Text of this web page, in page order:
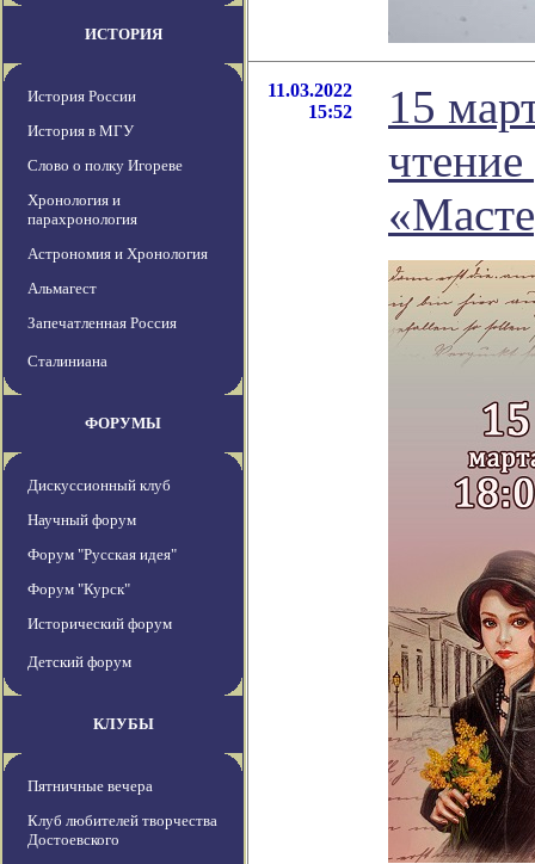
ИСТОРИЯ
История России
История в МГУ
Слово о полку Игореве
Хронология и
парахронология
Астрономия и Хронология
Альмагест
Запечатленная Россия
Сталиниана
ФОРУМЫ
Дискуссионный клуб
Научный форум
Форум "Русская идея"
Форум "Курск"
Исторический форум
Детский форум
КЛУБЫ
Пятничные вечера
Клуб любителей творчества
Достоевского
11.03.2022
15:52
15